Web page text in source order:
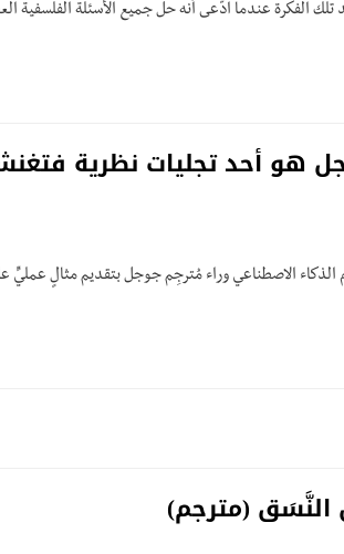
تلك الفكرة عندما ادّعى أنه حل جميع الأسئلة الفلسفية
هو أحد تجليات نظرية
الذكاء الاصطناعي وراء مُترجِم جوجل بتقديم مثالٍ عمليٍّ
النَّسَق (مترجم)